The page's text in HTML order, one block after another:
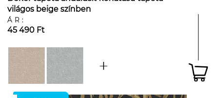
világos beige színben
ÁR:
45 490 Ft